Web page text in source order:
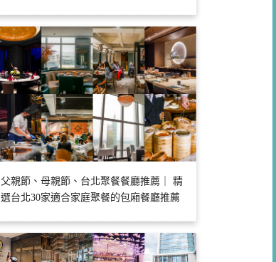
父親節、母親節、台北聚餐餐廳推薦｜ 精
選台北30家適合家庭聚餐的包廂餐廳推薦